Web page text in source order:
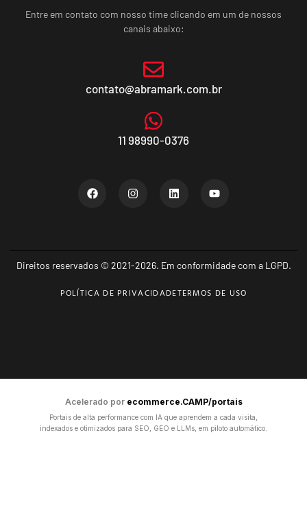
Entre em contato com nosso time clicando em um de nossos
canais abaixo:
contato@abramark.com.br
11 98990-0376
Direitos reservados © 2021-2026. Em conformidade com a LGPD.
POLÍTICA DE PRIVACIDADETERMOS DE USO
Acelerado por ecommerce.CAMP/portais
Portais de alta performance com IA que aprendem a cada visita,
indexados e otimizados para SEO, GEO e LLMs, em piloto automático.